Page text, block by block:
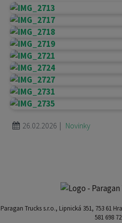
26.02.2026 | Novinky
Paragan Trucks s.r.o., Lipnická 351, 753 61
581 698